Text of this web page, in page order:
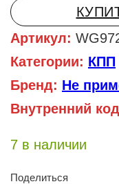
Артикул:
Категории: КПП
Бренд: Не
Внутренний
7 в наличии
Поделиться